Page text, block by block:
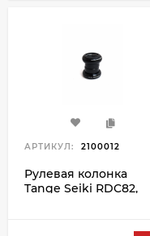
АРТИКУЛ: 2100012
Рулевая колонка
Tange Seiki RDC82,